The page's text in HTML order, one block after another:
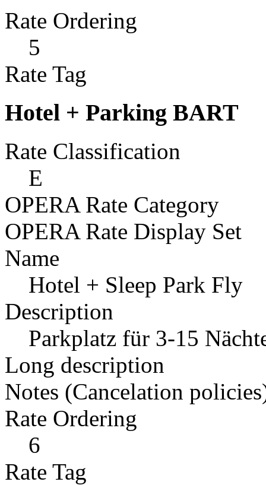
Rate Ordering
5
Rate Tag
Hotel + Parking BART
Rate Classification
E
OPERA Rate Category
OPERA Rate Display Set
Name
Hotel + Sleep Park Fly
Description
Parkplatz für 3-15
Long description
Notes (Cancelation
Rate Ordering
6
Rate Tag